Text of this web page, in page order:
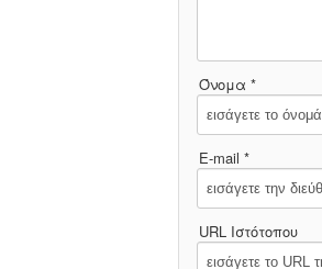
Όνομα *
E-mail *
URL Ιστότοπου